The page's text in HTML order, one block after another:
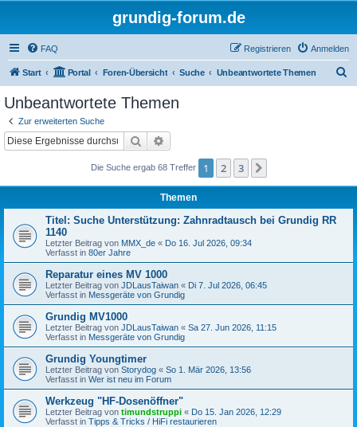
grundig-forum.de
FAQ Anmelden
Registrieren
Start Portal Foren-Übersicht Suche Unbeantwortete Themen
Unbeantwortete Themen
Zur erweiterten Suche
Suche
Die Suche ergab 68 Treffer 1 2 3
Themen
Titel: Suche Unterstützung: Zahnradtausch bei Grundig RR
1140
Letzter Beitrag von MMX_de « Do 16. Jul 2026, 09:34
Verfasst in 80er Jahre
Reparatur eines MV 1000
Letzter Beitrag von JDLausTaiwan « Di 7. Jul 2026, 06:45
Verfasst in Messgeräte von Grundig
Grundig MV1000
Letzter Beitrag von JDLausTaiwan « Sa 27. Jun 2026, 11:15
Verfasst in Messgeräte von Grundig
Grundig Youngtimer
Letzter Beitrag von Storydog « So 1. Mär 2026, 13:56
Verfasst in Wer ist neu im Forum
Werkzeug "HF-Dosenöffner"
Letzter Beitrag von timundstruppi « Do 15. Jan 2026, 12:29
Verfasst in Tipps & Tricks / HiFi restaurieren